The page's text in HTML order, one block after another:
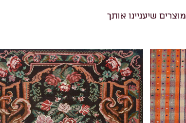
מוצרים שיעניינו אותך